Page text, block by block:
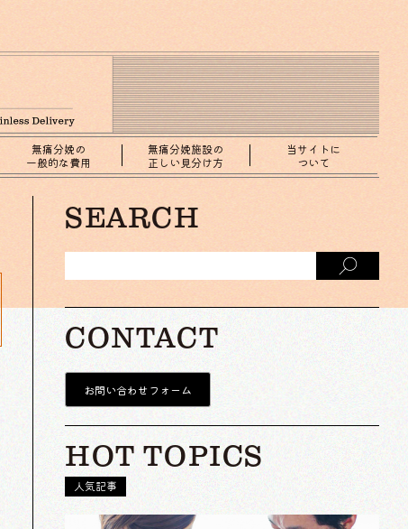
無痛分娩の
一般的な費用
無痛分娩施設の
正しい見分け方
当サイトに
ついて
SEARCH
CONTACT
お問い合わせフォーム
HOT TOPICS
人気記事